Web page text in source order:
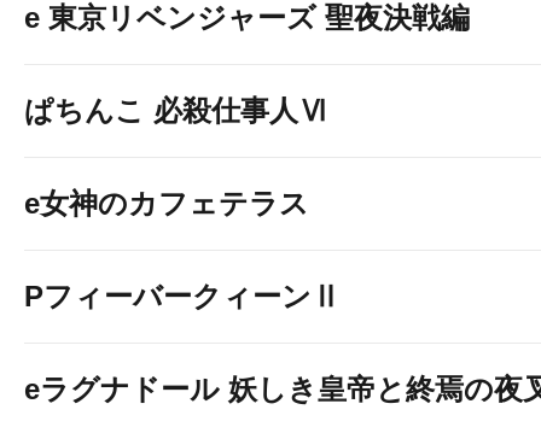
e 東京リベンジャーズ 聖夜決戦編
ぱちんこ 必殺仕事人Ⅵ
e女神のカフェテラス
PフィーバークィーンⅡ
eラグナドール 妖しき皇帝と終焉の夜